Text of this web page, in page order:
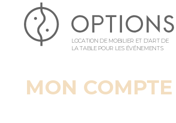
LOCATION DE MOBILIER ET D’ART DE
LA TABLE POUR LES ÉVÉNEMENTS
MON COMPTE